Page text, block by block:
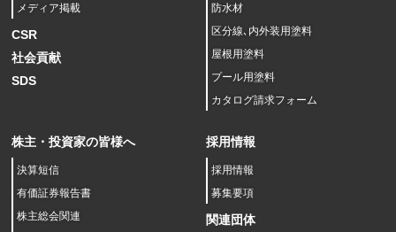
メディア掲載
CSR
社会貢献
SDS
防水材
区分線､内外装用塗料
屋根用塗料
プール用塗料
カタログ請求フォーム
株主・投資家の皆様へ
決算短信
有価証券報告書
株主総会関連
採用情報
採用情報
募集要項
関連団体